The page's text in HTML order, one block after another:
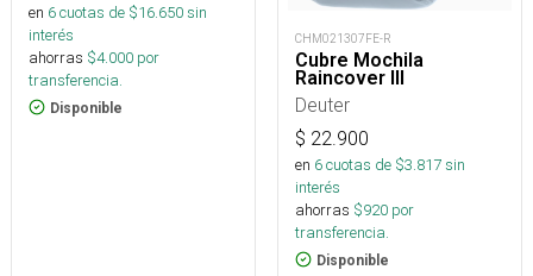
en 6cuotas de $16.650sin
interés
ahorras $4.000 por
transferencia.
Disponible
CHM021307FE-R
Cubre Mochila
Raincover III
Deuter
$ 22.900
en 6cuotas de $3.817sin
interés
ahorras $920 por
transferencia.
Disponible